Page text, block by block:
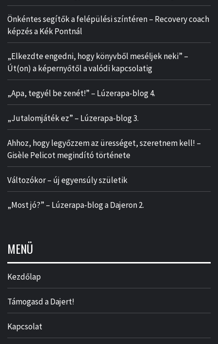
Önkéntes segítők a felépülési színtéren – Recovery coach
képzés a Kék Pontnál
„Elkezdte engedni, hogy könyvből meséljek neki” –
Út(on) a képernyőtől a valódi kapcsolatig
„Apa, tegyél be zenét!” – Lúzerapa-blog 4.
„Jutalomjáték ez” – Lúzerapa-blog 3.
Ahhoz, hogy legyőzzem az ürességet, szeretnem kell! –
Gisèle Pelicot megindító története
Változókor – új egyensúly születik
„Most jó?” – Lúzerapa-blog a Dajeron 2.
MENÜ
Kezdőlap
Támogasd a Dajert!
Kapcsolat